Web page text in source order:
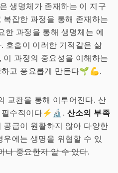
생명체가 존재하는 이 지구
잡한 과정을 통해 존재하는
과정을 통해 생명체는 에
호흡이 이러한 기적같은 삶
과정의 중요성을 이해하는
고 풍요롭게 만든다🌱💪.
교환을 통해 이루어진다. 산
필수적이다⚡️🔬. 산소의 부족
급이 원활하지 않아 다양한
에는 생명을 위협할 수 있
나 중요한지 알 수 있다.